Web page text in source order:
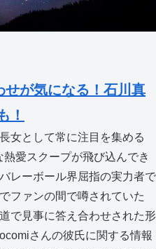
が気になる！石川真
！
女として常に注目を集める
愛スクープが飛び込んでき
レーボール界屈指の実力者で
ファンの間で噂されていた
で見事に答え合わせされた形
さんの彼氏に関する情報